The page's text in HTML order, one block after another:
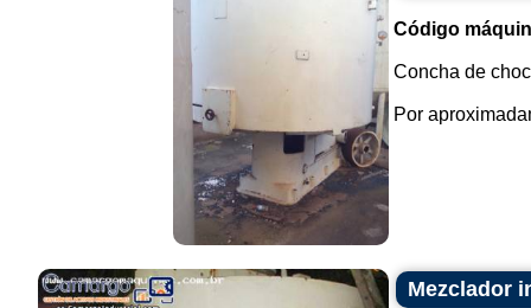
Código
Concha de
Por
Mezclador